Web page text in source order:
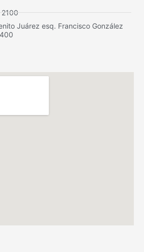
2100
Juárez esq. Francisco González